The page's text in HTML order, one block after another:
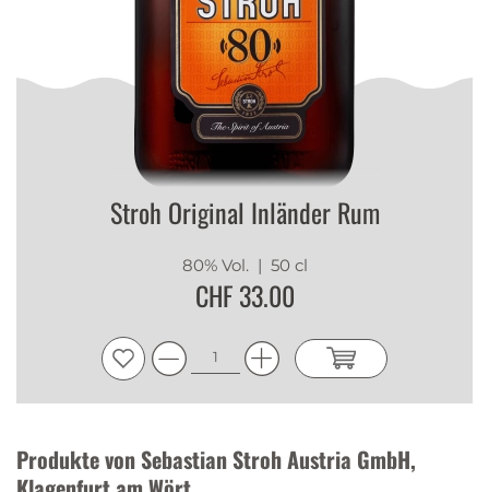
Stroh Original Inländer Rum
80% Vol. | 50 cl
CHF 33.00
Produkte von Sebastian Stroh Austria GmbH,